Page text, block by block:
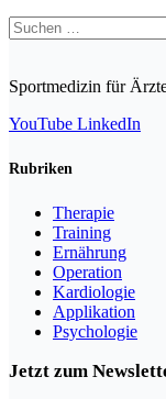
Suchen
nach:
Sportmedizin für
YouTube LinkedIn
Rubriken
Therapie
Training
Ernährung
Operation
Kardiologie
Applikation
Psychologie
Jetzt zum